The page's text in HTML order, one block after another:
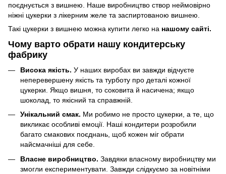
поєднується з вишнею. Наше виробництво створ неймовірно
ніжні цукерки з лікерним желе та заспиртованою вишнею.
Такі цукерки з вишнею можна купити легко на нашому сайті.
Чому варто обрати нашу кондитерську
фабрику
Висока якість. У наших виробах ви завжди відчуєте
неперевершену якість та турботу про деталі кожної
цукерки. Якщо вишня, то соковита й насичена; якщо
шоколад, то якісний та справжній.
Унікальний смак. Ми робимо не просто цукерки, а те, що
викликає особливі емоції. Наші кондитери розробили
багато смакових поєднань, щоб кожен міг обрати
найсмачніші для себе.
Власне виробництво. Завдяки власному виробництву ми
змогли експериментувати. Завжди слідкуємо за новітніми